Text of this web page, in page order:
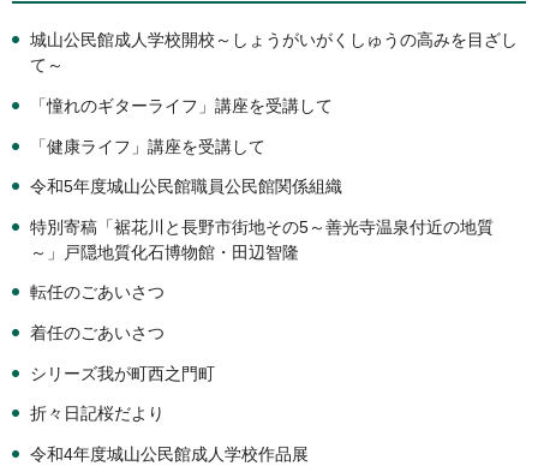
城山公民館成人学校開校～しょうがいがくしゅうの高みを目ざし
て～
「憧れのギターライフ」講座を受講して
「健康ライフ」講座を受講して
令和5年度城山公民館職員公民館関係組織
特別寄稿「裾花川と長野市街地その5～善光寺温泉付近の地質
～」戸隠地質化石博物館・田辺智隆
転任のごあいさつ
着任のごあいさつ
シリーズ我が町西之門町
折々日記桜だより
令和4年度城山公民館成人学校作品展